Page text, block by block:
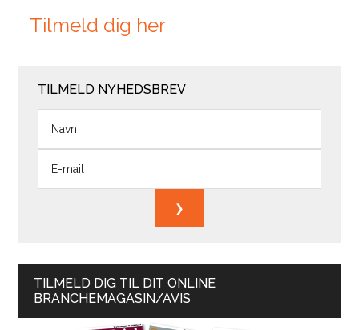
Tilmeld dig her
TILMELD NYHEDSBREV
TILMELD DIG TIL DIT ONLINE
BRANCHEMAGASIN/AVIS